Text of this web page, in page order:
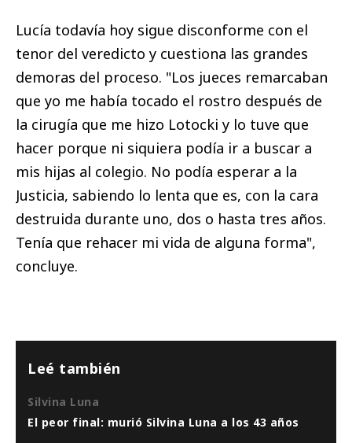
Lucía todavía hoy sigue disconforme con el
tenor del veredicto y cuestiona las grandes
demoras del proceso. "Los jueces remarcaban
que yo me había tocado el rostro después de
la cirugía que me hizo Lotocki y lo tuve que
hacer porque ni siquiera podía ir a buscar a
mis hijas al colegio. No podía esperar a la
Justicia, sabiendo lo lenta que es, con la cara
destruida durante uno, dos o hasta tres años.
Tenía que rehacer mi vida de alguna forma",
concluye.
Leé también
Silvina Luna
El peor final: murió Silvina Luna a los 43 años